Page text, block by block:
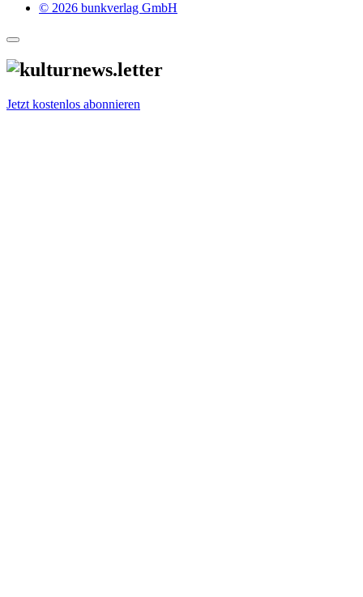
© 2026 bunkverlag GmbH
Jetzt kostenlos abonnieren